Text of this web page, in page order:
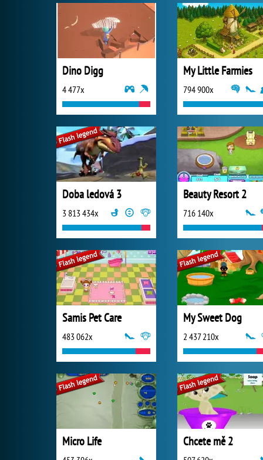
Dino Digg
4 477x
My Little Farmies
794 900x
Doba ledová 3
3 813 434x
Beauty Resort 2
716 140x
Samis Pet Care
483 062x
My Sweet Dog
2 437 210x
Micro Life Chcete mě 2